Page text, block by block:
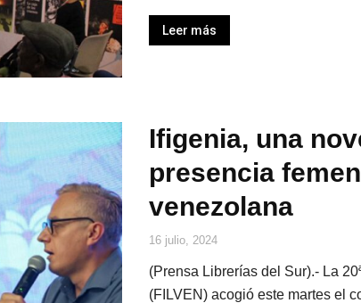
Leer más
Ifigenia, una
presencia
venezolana
16 julio, 2024
(Prensa Librerías del Sur).- La
(FILVEN) acogió este martes el